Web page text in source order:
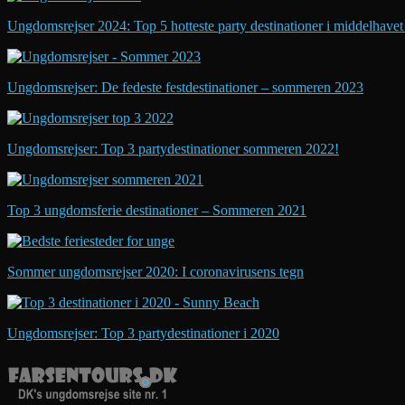
Ungdomsrejser 2024: Top 5 hotteste party destinationer i
Ungdomsrejser: De fedeste festdestinationer – sommeren 2023
Ungdomsrejser: Top 3 partydestinationer sommeren 2022!
Top 3 ungdomsferie destinationer – Sommeren 2021
Sommer ungdomsrejser 2020: I coronavirusens tegn
Ungdomsrejser: Top 3 partydestinationer i 2020